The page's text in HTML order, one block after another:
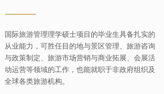
——
国际旅游管理理学硕士项目的毕业生具备扎实的
从业能力，可胜任目的地与景区管理、旅游咨询
与政策制定、旅游市场营销与商业拓展、会展活
动运营等领域的工作，也能就职于非政府组织及
全球各类旅游机构。